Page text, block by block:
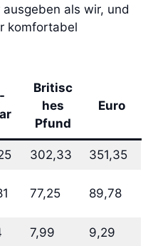
als wir, und
komfortabel
Britisc
hes
Pfund
Euro
302,33 351,35
77,25 89,78
7,99 9,29